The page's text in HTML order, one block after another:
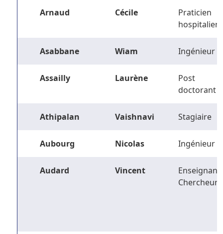
Arnaud Cécile
Praticien
hospitalier
Asabbane Wiam Ingénieur
Assailly Laurène
Post
doctorant
Athipalan Vaishnavi Stagiaire
Aubourg Nicolas Ingénieur
Audard Vincent
Enseignant-
Chercheur